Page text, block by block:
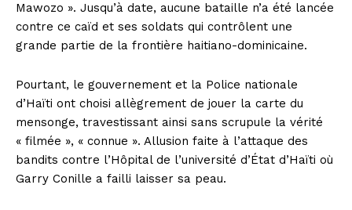
Mawozo ». Jusqu’à date, aucune bataille n’a été lancée
contre ce caïd et ses soldats qui contrôlent une
grande partie de la frontière haitiano-dominicaine.
Pourtant, le gouvernement et la Police nationale
d’Haïti ont choisi allègrement de jouer la carte du
mensonge, travestissant ainsi sans scrupule la vérité
« filmée », « connue ». Allusion faite à l’attaque des
bandits contre l’Hôpital de l’université d’État d’Haïti où
Garry Conille a failli laisser sa peau.